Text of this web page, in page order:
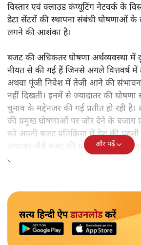
विस्तार एवं क्लाउड कंप्यूटिंग नेटवर्क के
डेटा सेंटरों की स्थापना संबंधी घोषणाओं
लगने की आशंका है।
बजट की अधिकतर घोषणा अर्थव्यवस्था में
नीयत से की गई हैं जिनसे अगले वित्तवर्ष में
अथवा पूंजी निवेश में तेजी आने की
नहीं दिखती। इनमें से ज्यादातर की
चुनाव के मद्देनजर की गई प्रतीत हो रही
की प्रमुख घोषणाओं पर जोर देने के बजाय
को अपनी बजट प्रतिक्रिया में देश की पहली
लगातार नौवें बजट की प्रस्तुति को अपनी
उपलब्धि बताने पर मजबूर होना पड़ा।
और पढ़ें
सत्य हिन्दी ऐपडाउनलोडकरें